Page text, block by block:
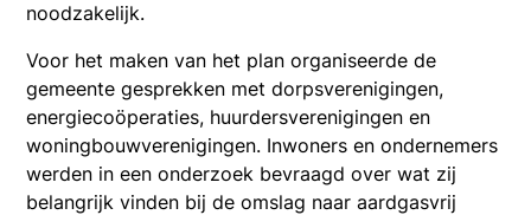
noodzakelijk.
Voor het maken van het plan organiseerde de
gemeente gesprekken met dorpsverenigingen,
energiecoöperaties, huurdersverenigingen en
woningbouwverenigingen. Inwoners en ondernemers
werden in een onderzoek bevraagd over wat zij
belangrijk vinden bij de omslag naar aardgasvrij